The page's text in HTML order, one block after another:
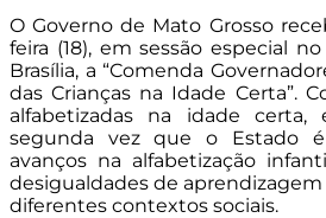
Share
O Governo de Mato Grosso
feira (18), em sessão especial
Brasília, a “Comenda
das Crianças na Idade Certa”.
alfabetizadas na idade
segunda vez que o Estado
avanços na alfabetização
desigualdades de
diferentes contextos sociais.